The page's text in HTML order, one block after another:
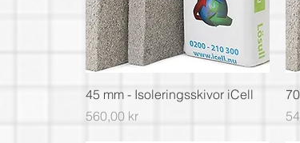
45 mm - Isoleringsskivor iCell
Pris
560,00 kr